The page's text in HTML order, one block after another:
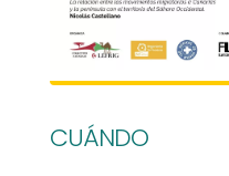
CUÁNDO